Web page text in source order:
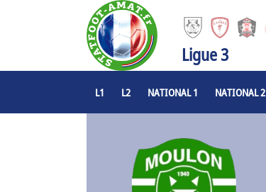
Ligue 3
L1 L2 NATIONAL 1 NATIONAL 2